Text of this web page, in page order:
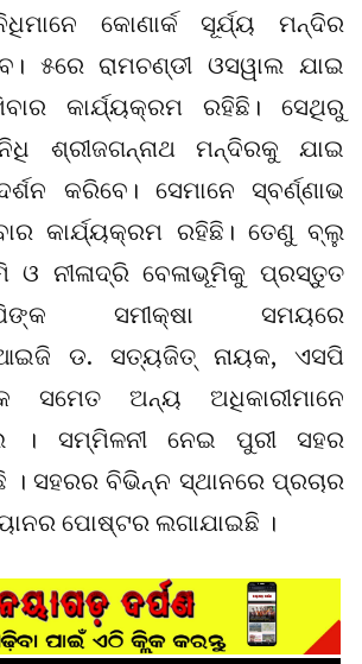
କୋଣାର୍କ ସୂର୍ଯ୍ୟ ମନ୍ଦିର
୫ରେ ରାମଚଣ୍ଡୀ ଓସୱାଲ ଯାଇ
କାର୍ଯ୍ୟକ୍ରମ ରହିଛି। ସେଥିରୁ
ଶ୍ରୀଜଗନ୍ନାଥ ମନ୍ଦିରକୁ ଯାଇ
କରିବେ। ସେମାନେ ସ୍ବର୍ଣ୍ଣାଭ
କାର୍ଯ୍ୟକ୍ରମ ରହିଛି। ତେଣୁ ବ୍ଲୁ
ଓ ନୀଳାଦ୍ରି ବେଳାଭୂମିକୁ ପ୍ରସ୍ତୁତ
ସମୀକ୍ଷା ସମୟରେ
ଆଇଜି ଡ. ସତ୍ୟଜିତ୍‌ ନାୟକ, ଏସପି
ସମେତ ଅନ୍ୟ ଅଧିକାରୀମାନେ
। ସମ୍ମିଳନୀ ନେଇ ପୁରୀ ସହର
ସହରର ବିଭିନ୍ନ ସ୍ଥାନରେ ପ୍ରଚାର
ପୋଷ୍ଟର ଲଗାଯାଇଛି ।